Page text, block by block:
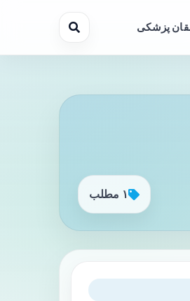
پزشکی
۱ مطلب